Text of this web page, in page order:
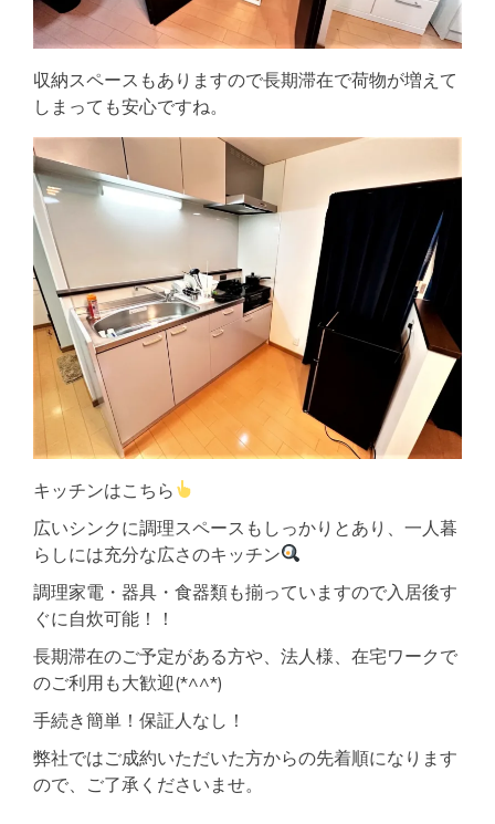
収納スペースもありますので長期滞在で荷物が増えて
しまっても安心ですね。
キッチンはこちら
広いシンクに調理スペースもしっかりとあり、一人暮
らしには充分な広さのキッチン
調理家電・器具・食器類も揃っていますので入居後す
ぐに自炊可能！！
長期滞在のご予定がある方や、法人様、在宅ワークで
のご利用も大歓迎(*^^*)
手続き簡単！保証人なし！
弊社ではご成約いただいた方からの先着順になります
ので、ご了承くださいませ。